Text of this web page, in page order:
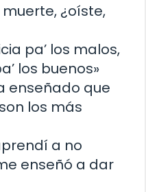
¿oíste,
pa’ los malos,
los buenos»
enseñado que
los más
a no
enseñó a dar